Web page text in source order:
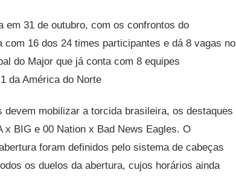
em 31 de outubro, com os confrontos do
com 16 dos 24 times participantes e dá 8 vagas no
do Major que já conta com 8 equipes
da América do Norte
devem mobilizar a torcida brasileira, os destaques
x BIG e 00 Nation x Bad News Eagles. O
foram definidos pelo sistema de cabeças
os duelos da abertura, cujos horários ainda